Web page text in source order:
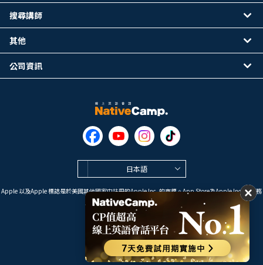
日本語
Apple 以及Apple 標誌是於美國其他國家中註冊的Apple Inc. 的商標。App Store為Apple Inc. 的服務
標誌。
Google Play是 Google LLC 的商標。
Copyright © 2026 線上英語會話
NativeCamp. All Rights Reserved.
搜尋講師
其他
公司資訊